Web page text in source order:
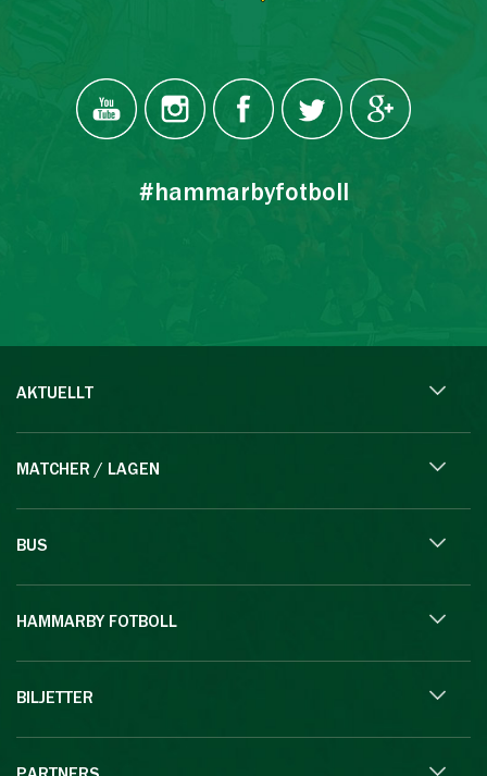
#hammarbyfotboll
AKTUELLT
MATCHER / LAGEN
BUS
HAMMARBY FOTBOLL
BILJETTER